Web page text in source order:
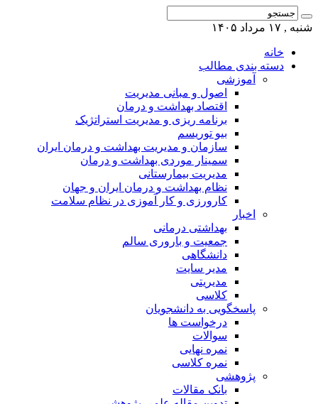
شنبه , ۱۷ مرداد ۱۴۰۵
خانه
دسته بندی مطالب
آموزشی
اصول و مبانی مدیریت
اقتصاد بهداشت و درمان
برنامه ریزی و مدیریت استراتژیک
بیو توریسم
سازمان و مدیریت بهداشت و درمان ایران
سمینار موردی بهداشت و درمان
مدیریت بیمارستانی
نظام بهداشت و درمان ایران و جهان
کارورزی و کار آموزی در نظام سلامت
اخبار
بهداشتی درمانی
جمعیت و باروری سالم
دانشگاهی
مدیر سایت
مدیریتی
کلاسی
پاسخگویی به دانشجویان
درخواست ها
سوالات
نمره نهایی
نمره کلاسی
پژوهشی
بانک مقالات